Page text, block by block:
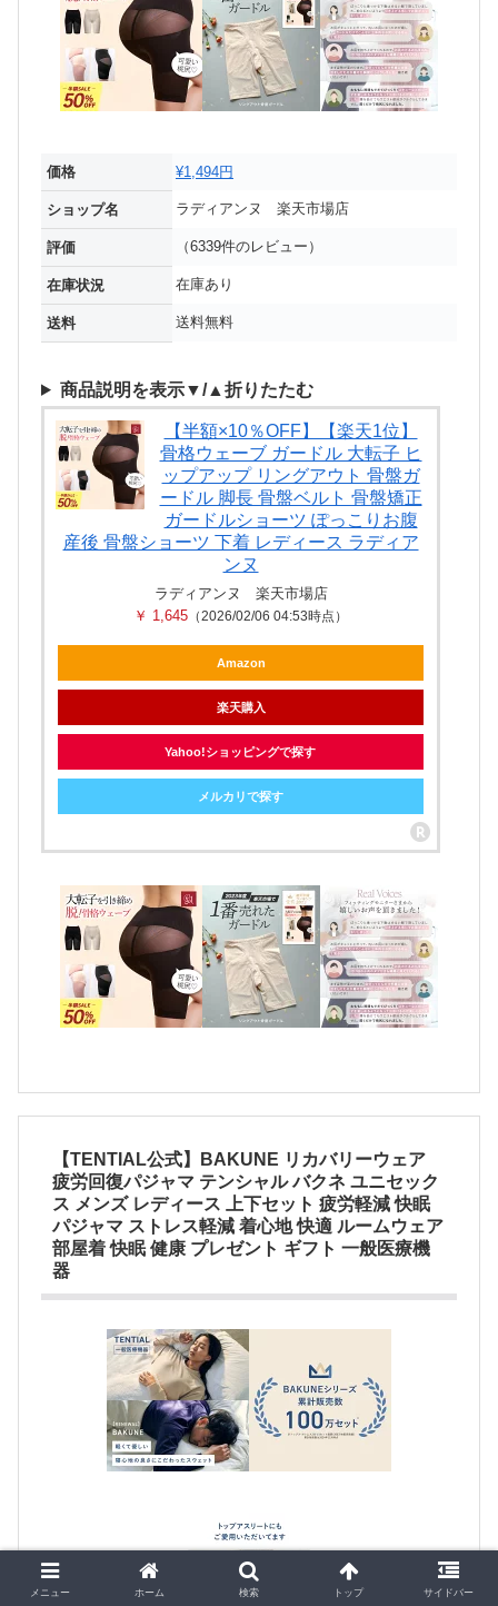
価格 ¥1,494円
ショップ名 ラディアンヌ 楽天市場店
評価 （6339件のレビュー）
在庫状況 在庫あり
送料 送料無料
商品説明を表示▼/▲折りたたむ
【半額×10％OFF】【楽天1位】
骨格ウェーブ ガードル 大転子 ヒ
ップアップ リングアウト 骨盤ガ
ードル 脚長 骨盤ベルト 骨盤矯正
ガードルショーツ ぽっこりお腹
産後 骨盤ショーツ 下着 レディース ラディア
ンヌ
ラディアンヌ 楽天市場店
￥ 1,645 （2026/02/06 04:53時点）
Amazon
楽天購入
Yahoo!ショッピングで探す
メルカリで探す
【TENTIAL公式】BAKUNE リカバリーウェア
疲労回復パジャマ テンシャル バクネ ユニセック
ス メンズ レディース 上下セット 疲労軽減 快眠
パジャマ ストレス軽減 着心地 快適 ルームウェア
部屋着 快眠 健康 プレゼント ギフト 一般医療機
器
メニュー ホーム 検索 トップ サイドバー